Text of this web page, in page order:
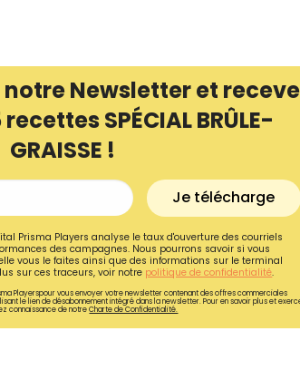
Newsletter et
recettes SPÉCIAL BRÛLE-
GRAISSE !
Je télécharge
Prisma Players analyse le taux d'ouverture des courriels
des campagnes. Nous pourrons savoir si vous
vous le faites ainsi que des informations sur le terminal
sur ces traceurs, voir notre politique de confidentialité.
Playerspour vous envoyer votre newsletter contenant des offres commerciales
le lien de désabonnement intégré dans la newsletter. Pour en savoir plus et
connaissance de notreCharte de Confidentialité.
Recevez gratuitement
recettes inédites de
!